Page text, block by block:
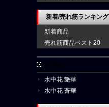
新着/売れ筋ランキング
新着商品
売れ筋商品ベスト20
水中花 艶華
水中花 蒼華